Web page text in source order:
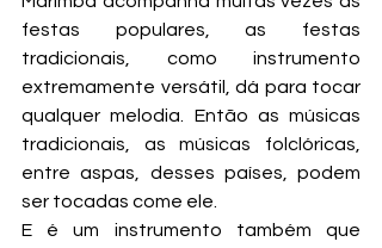
festas populares, as festas
tradicionais, como instrumento
extremamente versátil, dá para tocar
qualquer melodia. Então as músicas
tradicionais, as músicas folclóricas,
entre aspas, desses países, podem
ser tocadas come ele.
E é um instrumento também que